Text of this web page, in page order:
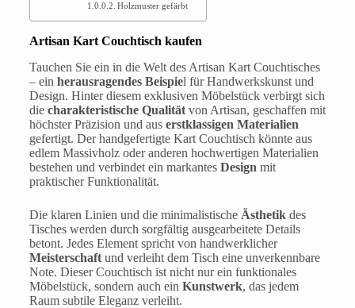
Holzmuster gefärbt
Artisan Kart Couchtisch kaufen
Tauchen Sie ein in die Welt des Artisan Kart Couchtisches
– ein herausragendes Beispiel für Handwerkskunst und
Design. Hinter diesem exklusiven Möbelstück verbirgt sich
die charakteristische Qualitätvon Artisan, geschaffen mit
höchster Präzision und aus erstklassigen Materialien
gefertigt. Der handgefertigte Kart Couchtisch könnte aus
edlem Massivholz oder anderen hochwertigen Materialien
bestehen und verbindet ein markantes Design mit
praktischer Funktionalität.
Die klaren Linien und die minimalistische Ästhetikdes
Tisches werden durch sorgfältig ausgearbeitete Details
betont. Jedes Element spricht von handwerklicher
Meisterschaftund verleiht dem Tisch eine unverkennbare
Note. Dieser Couchtisch ist nicht nur ein funktionales
Möbelstück, sondern auch ein Kunstwerk, das jedem
Raum subtile Eleganz verleiht.